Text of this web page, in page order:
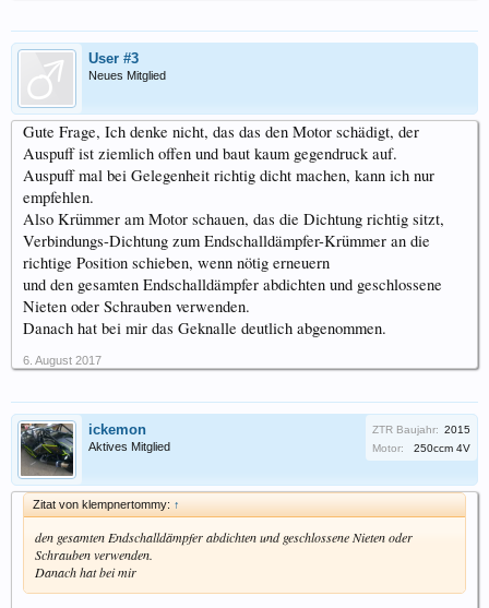
User #3
Neues Mitglied
Gute Frage, Ich denke nicht, das das den Motor schädigt, der
Auspuff ist ziemlich offen und baut kaum gegendruck auf.
Auspuff mal bei Gelegenheit richtig dicht machen, kann ich nur
empfehlen.
Also Krümmer am Motor schauen, das die Dichtung richtig sitzt,
Verbindungs-Dichtung zum Endschalldämpfer-Krümmer an die
richtige Position schieben, wenn nötig erneuern
und den gesamten Endschalldämpfer abdichten und geschlossene
Nieten oder Schrauben verwenden.
Danach hat bei mir das Geknalle deutlich abgenommen.
6. August 2017
ickemon
Aktives Mitglied
ZTR Baujahr: 2015
Motor:
250ccm 4V
Zitat von klempnertommy: ↑
den gesamten Endschalldämpfer abdichten und geschlossene Nieten oder
Schrauben verwenden.
Danach hat bei mir